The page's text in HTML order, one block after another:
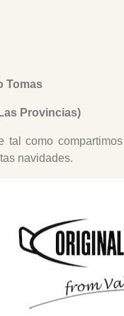
Tomas
Provincias)
tal como
navidades.